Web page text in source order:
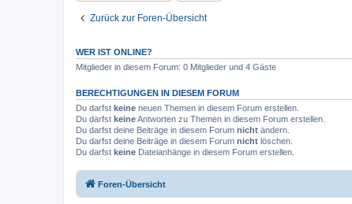
Zurück zur Foren-Übersicht
WER IST ONLINE?
Mitglieder in diesem Forum: 0 Mitglieder und 4 Gäste
BERECHTIGUNGEN IN DIESEM FORUM
Du darfst keine neuen Themen in diesem Forum erstellen.
Du darfst keineAntworten zu Themen in diesem Forum erstellen.
Du darfst deine Beiträge in diesem Forum nicht ändern.
Du darfst deine Beiträge in diesem Forum nicht löschen.
Du darfst keine Dateianhänge in diesem Forum erstellen.
Foren-Übersicht